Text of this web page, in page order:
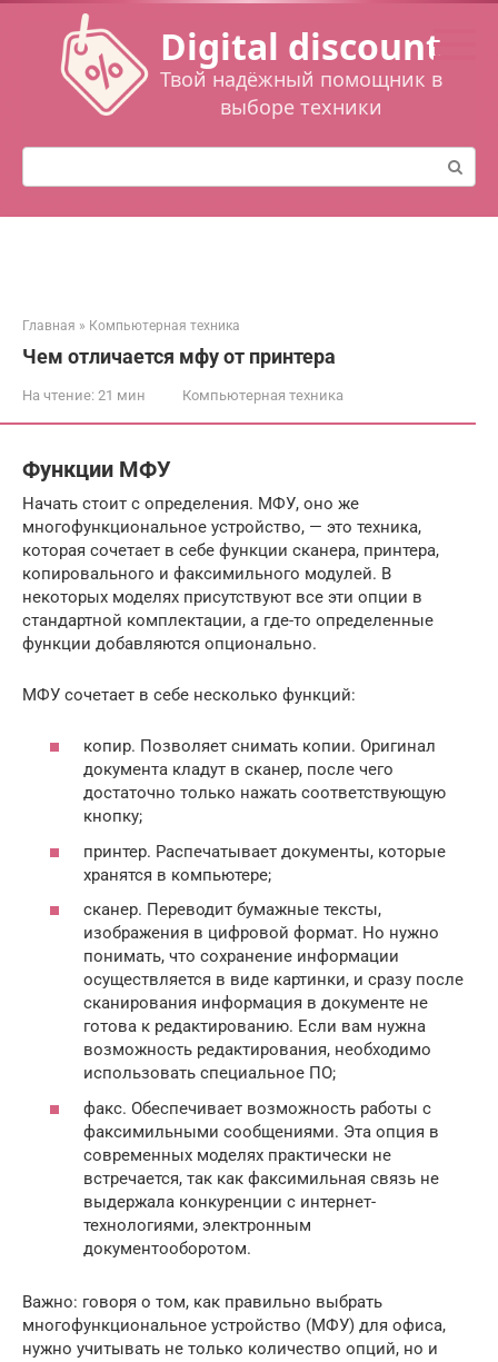
Перейти
контенту
Digital discount
Твой надёжный помощник в
выборе техники
Поиск:
Главная » Компьютерная техника
Чем отличается мфу от принтера
На чтение: 21 мин Компьютерная техника
Функции МФУ
Начать стоит с определения. МФУ, оно же
многофункциональное устройство, — это техника,
которая сочетает в себе функции сканера, принтера,
копировального и факсимильного модулей. В
некоторых моделях присутствуют все эти опции в
стандартной комплектации, а где-то определенные
функции добавляются опционально.
МФУ сочетает в себе несколько функций:
копир. Позволяет снимать копии. Оригинал
документа кладут в сканер, после чего
достаточно только нажать соответствующую
кнопку;
принтер. Распечатывает документы, которые
хранятся в компьютере;
сканер. Переводит бумажные тексты,
изображения в цифровой формат. Но нужно
понимать, что сохранение информации
осуществляется в виде картинки, и сразу после
сканирования информация в документе не
готова к редактированию. Если вам нужна
возможность редактирования, необходимо
использовать специальное ПО;
факс. Обеспечивает возможность работы с
факсимильными сообщениями. Эта опция в
современных моделях практически не
встречается, так как факсимильная связь не
выдержала конкуренции с интернет-
технологиями, электронным
документооборотом.
Важно: говоря о том, как правильно выбрать
многофункциональное устройство (МФУ) для офиса,
нужно учитывать не только количество опций, но и